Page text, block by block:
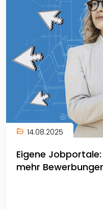
14.08.2025
Eigene
mehr